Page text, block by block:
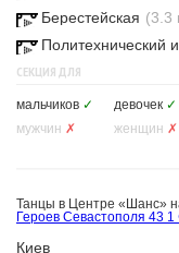
Берестейская (3.3
СЕКЦИЯ ДЛЯ
мальчиков ✓ девочек ✓
мужчин ✗ женщин ✗
Танцы в Центре «Шанс»
Героев Севастополя 43 1
Киев